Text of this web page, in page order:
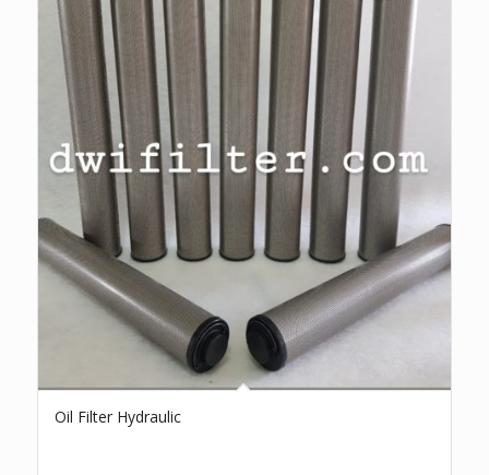
Oil Filter Hydraulic